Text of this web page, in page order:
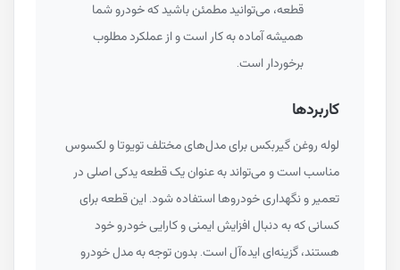
قطعه، می‌توانید مطمئن باشید که خودرو شما
همیشه آماده به کار است و از عملکرد مطلوب
برخوردار است.
کاربردها
لوله روغن گیربکس برای مدل‌های مختلف تویوتا و لکسوس
مناسب است و می‌تواند به عنوان یک قطعه یدکی اصلی در
تعمیر و نگهداری خودروها استفاده شود. این قطعه برای
کسانی که به دنبال افزایش ایمنی و کارایی خودرو خود
هستند، گزینه‌ای ایده‌آل است. بدون توجه به مدل خودرو